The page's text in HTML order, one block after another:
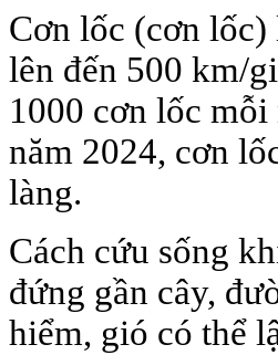
Cơn lốc (cơn
lên đến 500 km/
1000 cơn lốc
năm 2024, cơn
làng.
Cách cứu sống
đứng gần cây,
hiểm, gió có thể